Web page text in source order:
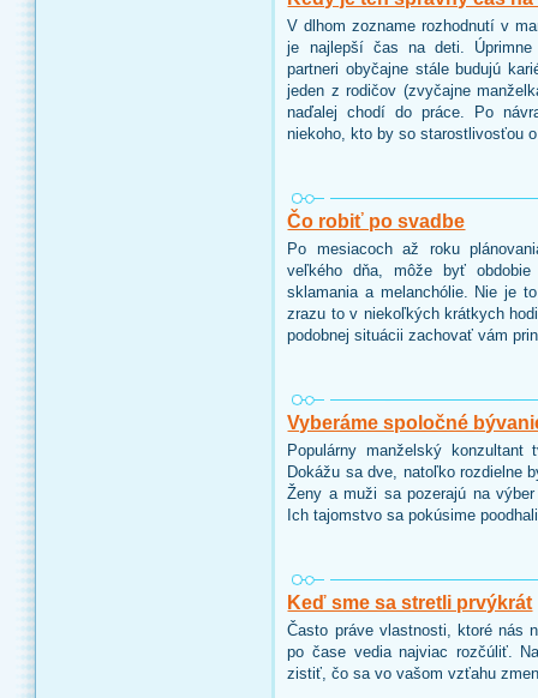
V dlhom zozname rozhodnutí v
je najlepší čas na deti.
partneri obyčajne stále budujú
jeden z rodičov (zvyčajne
naďalej chodí do práce. Po
niekoho, kto by so starostlivosťou
Čo robiť po svadbe
Po mesiacoch až roku
veľkého dňa, môže byť obdobie
sklamania a melanchólie. Nie je
zrazu to v niekoľkých krátkych
podobnej situácii zachovať vám
Vyberáme spoločné
Populárny manželský
Dokážu sa dve, natoľko rozdielne
Ženy a muži sa pozerajú na
Ich tajomstvo sa pokúsime
Keď sme sa stretli prvýkrát
Často práve vlastnosti, ktoré nás
po čase vedia najviac rozčúliť.
zistiť, čo sa vo vašom vzťahu